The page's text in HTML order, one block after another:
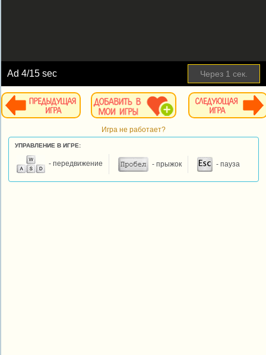
Ad4/15 sec Через 1 сек.
Игра не работает?
УПРАВЛЕНИЕ В ИГРЕ:
- передвижение - прыжок - пауза